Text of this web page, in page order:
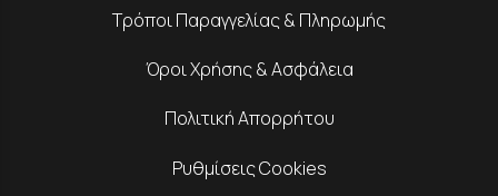
Τρόποι Παραγγελίας & Πληρωμής
Όροι Χρήσης & Ασφάλεια
Πολιτική Απορρήτου
Ρυθμίσεις Cookies